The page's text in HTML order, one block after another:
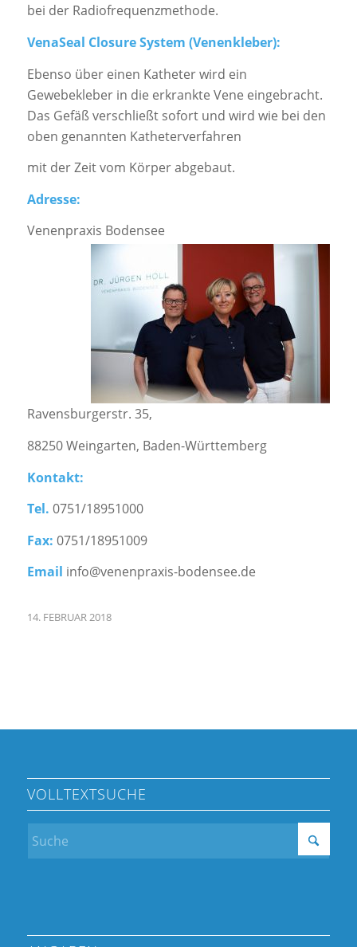
bei der Radiofrequenzmethode.
VenaSeal Closure System (Venenkleber):
Ebenso über einen Katheter wird ein
Gewebekleber in die erkrankte Vene eingebracht.
Das Gefäß verschließt sofort und wird wie bei den
oben genannten Katheterverfahren
mit der Zeit vom Körper abgebaut.
Adresse:
Venenpraxis Bodensee
Ravensburgerstr. 35,
88250 Weingarten, Baden-Württemberg
Kontakt:
Tel. 0751/18951000
Fax: 0751/18951009
Email info@venenpraxis-bodensee.de
14. FEBRUAR 2018
VOLLTEXTSUCHE